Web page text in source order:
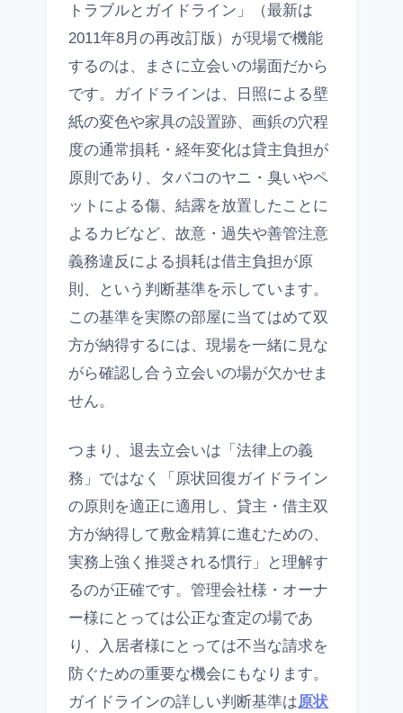
トラブルとガイドライン」（最新は
2011年8月の再改訂版）が現場で機能
するのは、まさに立会いの場面だから
です。ガイドラインは、日照による壁
紙の変色や家具の設置跡、画鋲の穴程
度の通常損耗・経年変化は貸主負担が
原則であり、タバコのヤニ・臭いやペ
ットによる傷、結露を放置したことに
よるカビなど、故意・過失や善管注意
義務違反による損耗は借主負担が原
則、という判断基準を示しています。
この基準を実際の部屋に当てはめて双
方が納得するには、現場を一緒に見な
がら確認し合う立会いの場が欠かせま
せん。
つまり、退去立会いは「法律上の義
務」ではなく「原状回復ガイドライン
の原則を適正に適用し、貸主・借主双
方が納得して敷金精算に進むための、
実務上強く推奨される慣行」と理解す
るのが正確です。管理会社様・オーナ
ー様にとっては公正な査定の場であ
り、入居者様にとっては不当な請求を
防ぐための重要な機会にもなります。
ガイドラインの詳しい判断基準は原状